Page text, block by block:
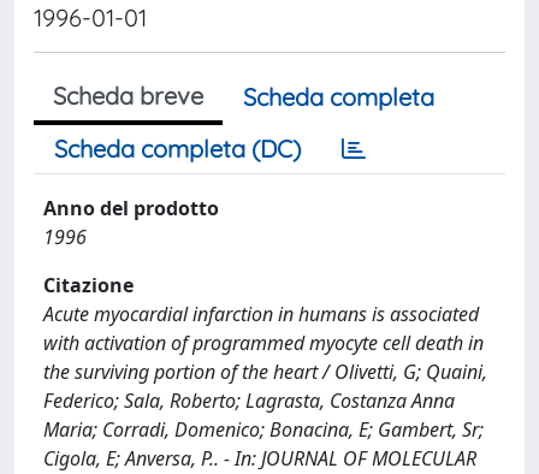
1996-01-01
Scheda breve
Scheda completa
Scheda completa (DC)
Anno del prodotto
1996
Citazione
Acute myocardial infarction in humans is associated
with activation of programmed myocyte cell death in
the surviving portion of the heart / Olivetti, G; Quaini,
Federico; Sala, Roberto; Lagrasta, Costanza Anna
Maria; Corradi, Domenico; Bonacina, E; Gambert, Sr;
Cigola, E; Anversa, P.. - In: JOURNAL OF MOLECULAR